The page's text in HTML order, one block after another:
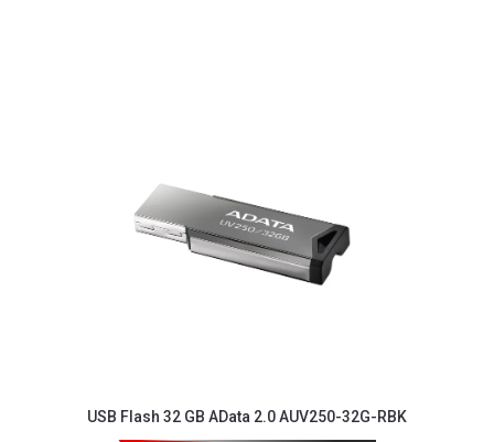
USB Flash 32 GB AData 2.0 AUV250-32G-RBK